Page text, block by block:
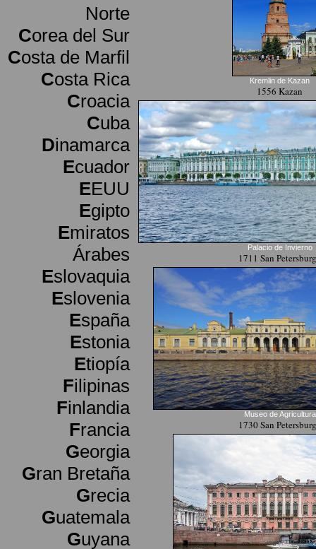
Norte
Corea del Sur
Costa de Marfil
Costa Rica
Croacia
Cuba
Dinamarca
Ecuador
EEUU
Egipto
Emiratos
Árabes
Eslovaquia
Eslovenia
España
Estonia
Etiopía
Filipinas
Finlandia
Francia
Georgia
Gran Bretaña
Grecia
Guatemala
Guyana
Kremlin de Kazan
1556 Kazan
Palacio de Invierno
1711 San
Museo de Agricultura
1730 San